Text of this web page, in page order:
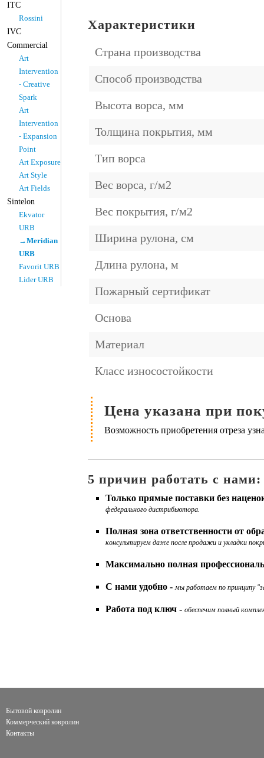
ITC
Rossini
IVC
Commercial
Art
Intervention
- Creative
Spark
Art
Intervention
- Expansion
Point
Art Exposure
Art Style
Art Fields
Sintelon
Ekvator
URB
→Meridian
URB
Favorit URB
Lider URB
Характеристики
Страна производства
Способ производства
Высота ворса, мм
Толщина покрытия, мм
Тип ворса
Вес ворса, г/м2
Вес покрытия, г/м2
Ширина рулона, см
Длина рулона, м
Пожарный сертификат
Основа
Материал
Класс износостойкости
Цена указана при
Возможность приобретения отреза
5 причин работать с нами:
Только прямые поставки без
федерального дистрибьютора.
Полная зона ответственности от
консультируем даже после продажи и укладки
Максимально полная
С нами удобно - мы работаем по принципу
Работа под ключ - обеспечим полный
Бытовой ковролин
Коммерческий ковролин
Контакты